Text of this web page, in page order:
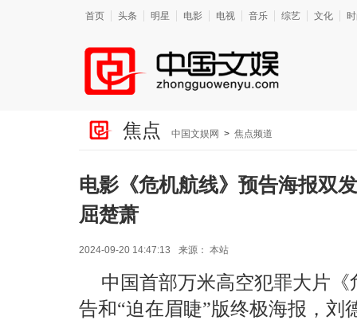
首页 头条 明星 电影 电视 音乐 综艺 文化
焦点 中国文娱网 > 焦点频道
电影《危机航线》预告海报双
屈楚萧
2024-09-20 14:47:13 来源： 本站
中国首部万米高空犯罪大片
告和“迫在眉睫”版终极海报，刘